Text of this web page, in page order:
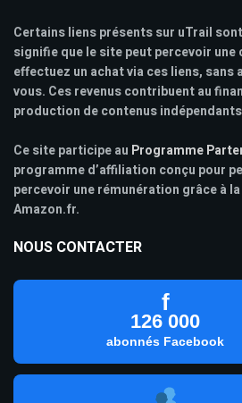
Certains liens présents sur uTrail
signifie que le site peut percevoir
effectuez un achat via ces liens, sans
vous. Ces revenus contribuent au
production de contenus
Ce site participe au Programme
programme d’affiliation conçu pour
percevoir une rémunération grâce à
Amazon.fr.
NOUS CONTACTER
f
126 000
abonnés Facebook